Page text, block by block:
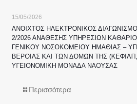
15/05/2026
ΑΝΟΙΧΤΟΣ ΗΛΕΚΤΡΟΝΙΚΟΣ
2/2026 ΑΝΑΘΕΣΗΣ ΥΠΗΡΕΣΙΩΝ
ΓΕΝΙΚΟΥ ΝΟΣΟΚΟΜΕΙΟΥ ΗΜΑΘΙΑΣ –
ΒΕΡΟΙΑΣ ΚΑΙ ΤΩΝ ΔΟΜΩΝ ΤΗΣ
ΥΓΕΙΟΝΟΜΙΚΗ ΜΟΝΑΔΑ ΝΑΟΥΣΑΣ
Περισσότερα